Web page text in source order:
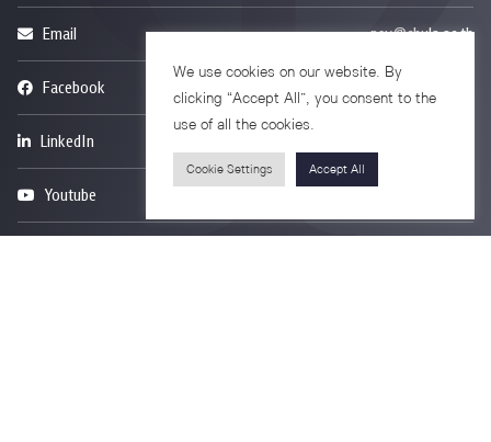
Email psy@chula.ac.th
Facebook Psychology CU
LinkedIn
Youtube
We use cookies on our website. By
clicking “Accept All”, you consent to the
use of all the cookies.
Cookie Settings Accept All